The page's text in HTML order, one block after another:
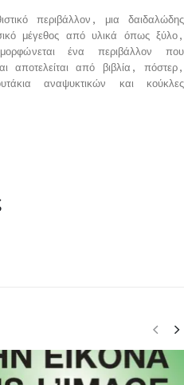
περιβάλλον, μια δαιδαλώδης
μέγεθος από υλικά όπως ξύλο,
ένα περιβάλλον που
αποτελείται από βιβλία, πόστερ,
αναψυκτικών και κούκλες